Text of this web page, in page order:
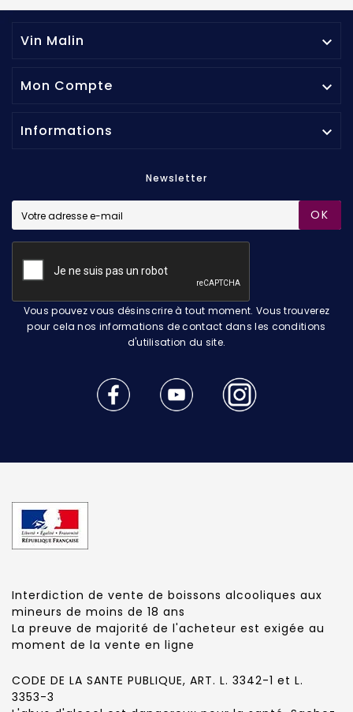
Vin Malin 
Mon Compte 
Informations 
Newsletter
OK
Vous pouvez vous désinscrire à tout moment. Vous trouverez
pour cela nos informations de contact dans les conditions
d'utilisation du site.
Interdiction de vente de boissons alcooliques aux
mineurs de moins de 18 ans
La preuve de majorité de l'acheteur est exigée au
moment de la vente en ligne
CODE DE LA SANTE PUBLIQUE, ART. L. 3342-1 et L.
3353-3